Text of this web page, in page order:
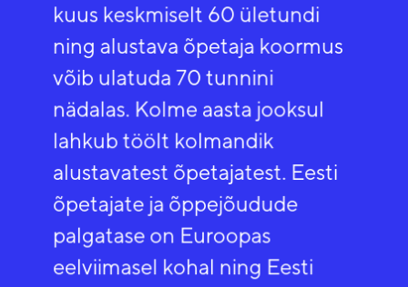
kuus keskmiselt 60 ületundi
ning alustava õpetaja koormus
võib ulatuda 70 tunnini
nädalas. Kolme aasta jooksul
lahkub töölt kolmandik
alustavatest õpetajatest. Eesti
õpetajate ja õppejõudude
palgatase on Euroopas
eelviimasel kohal ning Eesti